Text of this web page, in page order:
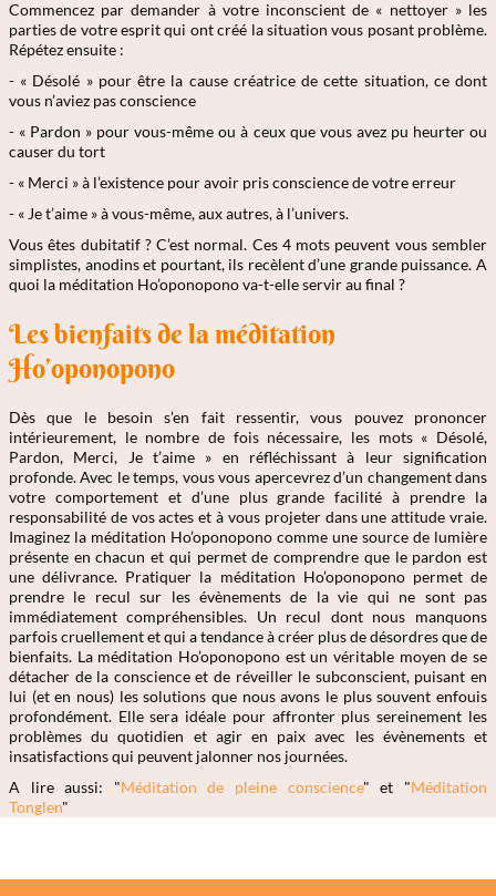
Commencez par demander à votre inconscient de « nettoyer » les
parties de votre esprit qui ont créé la situation vous posant problème.
Répétez ensuite :
- « Désolé » pour être la cause créatrice de cette situation, ce dont
vous n’aviez pas conscience
- « Pardon » pour vous-même ou à ceux que vous avez pu heurter ou
causer du tort
- « Merci » à l’existence pour avoir pris conscience de votre erreur
- « Je t’aime » à vous-même, aux autres, à l’univers.
Vous êtes dubitatif ? C’est normal. Ces 4 mots peuvent vous sembler
simplistes, anodins et pourtant, ils recèlent d’une grande puissance. A
quoi la méditation Ho’oponopono va-t-elle servir au final ?
Les bienfaits de la méditation
Ho’oponopono
Dès que le besoin s’en fait ressentir, vous pouvez prononcer
intérieurement, le nombre de fois nécessaire, les mots « Désolé,
Pardon, Merci, Je t’aime » en réfléchissant à leur signification
profonde. Avec le temps, vous vous apercevrez d’un changement dans
votre comportement et d’une plus grande facilité à prendre la
responsabilité de vos actes et à vous projeter dans une attitude vraie.
Imaginez la méditation Ho’oponopono comme une source de lumière
présente en chacun et qui permet de comprendre que le pardon est
une délivrance. Pratiquer la méditation Ho’oponopono permet de
prendre le recul sur les évènements de la vie qui ne sont pas
immédiatement compréhensibles. Un recul dont nous manquons
parfois cruellement et qui a tendance à créer plus de désordres que de
bienfaits. La méditation Ho’oponopono est un véritable moyen de se
détacher de la conscience et de réveiller le subconscient, puisant en
lui (et en nous) les solutions que nous avons le plus souvent enfouis
profondément. Elle sera idéale pour affronter plus sereinement les
problèmes du quotidien et agir en paix avec les évènements et
insatisfactions qui peuvent jalonner nos journées.
A lire aussi: "Méditation de pleine conscience" et "Méditation
Tonglen"